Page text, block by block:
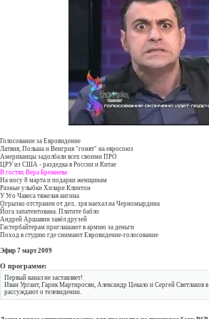
Голосование за Евровидение
Латвия, Польша и Венгрия "гонят" на евросоюз
Американцы задолбали всех своими ПРО
ЦРУ из США - раздедка в России и Китае
В гостях Вера Брежнева
На носу 8 марта и подарки женщинам
Разные улыбки Хилари Клинтон
У Уго Чавеса тяжелая ангина
Огрызко отстранен от дел.. зря наехал на Черномырдина
Йога запатентована. Платите бабло
Андрей Аршавин завёл друзей
Гастербайтерам приглашают в армию за деньги
Поход в студию где снимают Евровидение-голосование
Эфир 7 март 2009
О программе:
Первый канал не заставляет!
Иван Ургант, Гарик Мартиросян, Александр Цекало и Сергей Светлаков
рассуждают о телевидении.